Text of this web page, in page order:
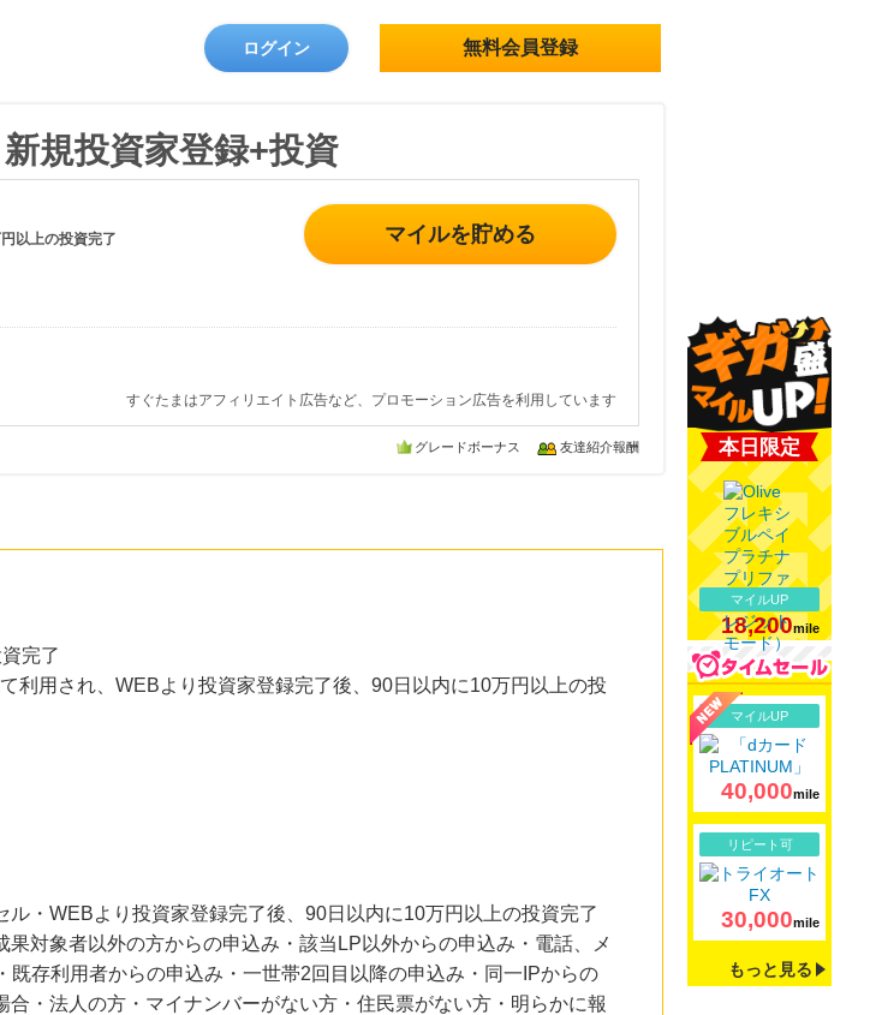
ログイン 無料会員登録
規投資家登録+投資
以上の投資完了
マイルを貯める
すぐたまはアフィリエイト広告など、プロモーション広告を利用しています
グレードボーナス 友達紹介報酬
完了
利用され、WEBより投資家登録完了後、90日以内に10万円以上の投
・WEBより投資家登録完了後、90日以内に10万円以上の投資完了
対象者以外の方からの申込み・該当LP以外からの申込み・電話、メ
存利用者からの申込み・一世帯2回目以降の申込み・同一IPからの
・法人の方・マイナンバーがない方・住民票がない方・明らかに報
本日限定
マイルUP
18,200mile
マイルUP
40,000mile
リピート可
30,000mile
もっと見る